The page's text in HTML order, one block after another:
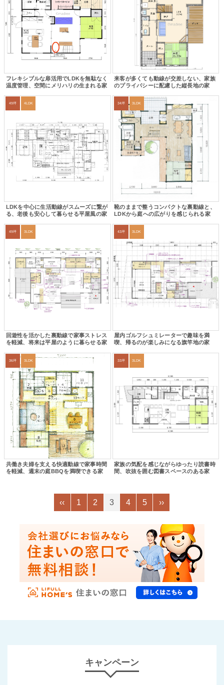
フレキシブルな扉活用でLDKを無駄なく
温度管理、空間にメリハリの生まれる家
来客が多くても動線が交差しない、家族
のプライバシーに配慮した縦長地の家
49坪 4LDK
LDKを中心に生活動線がスムーズに繋が
る、老後も安心して暮らせる平屋風の家
34坪 3LDK
靴のままで整うコンパクトな裏動線と、
LDKから庭への広がりを感じられる家
49坪 3LDK
回遊性を活かした裏動線で家事ストレス
を軽減、将来は平屋のように暮らせる家
43坪 3LDK
屋内ゴルフシュミレーターで趣味を満
喫、帰るのが楽しみになる旗竿地の家
36坪 3LDK
共働き夫婦を支える快適動線で家事時間
を軽減、週末の庭BBQを満喫できる家
33坪 3LDK
家族の気配を感じながらゆったり読書時
間、吹抜を囲む図書スペースのある家
‹‹ 1 2 3 4 5 ››
キャンペーン